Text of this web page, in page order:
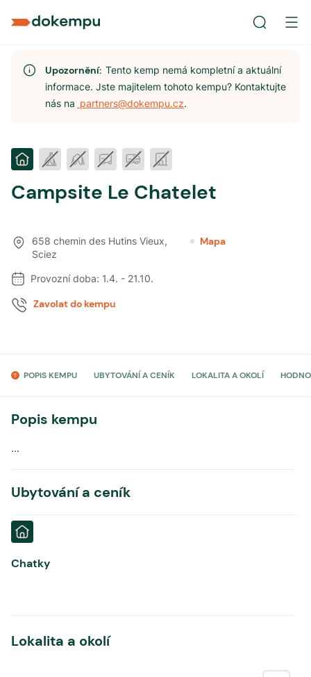
Upozornění:Tento kemp nemá kompletní a aktuální
informace. Jste majitelem tohoto kempu? Kontaktujte
nás na partners@dokempu.cz.
Campsite Le Chatelet
658 chemin des Hutins Vieux,
Sciez
Mapa
Provozní doba: 1.4. - 21.10.
Zavolat do kempu
POPIS KEMPU UBYTOVÁNÍ A CENÍK LOKALITA A OKOLÍ
Popis kempu
...
Ubytování a ceník
Chatky
Lokalita a okolí